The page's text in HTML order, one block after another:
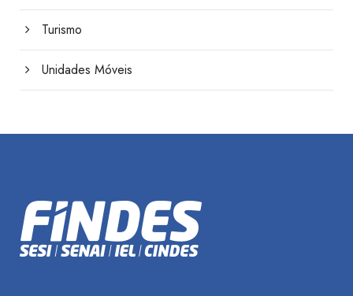
Turismo
Unidades Móveis